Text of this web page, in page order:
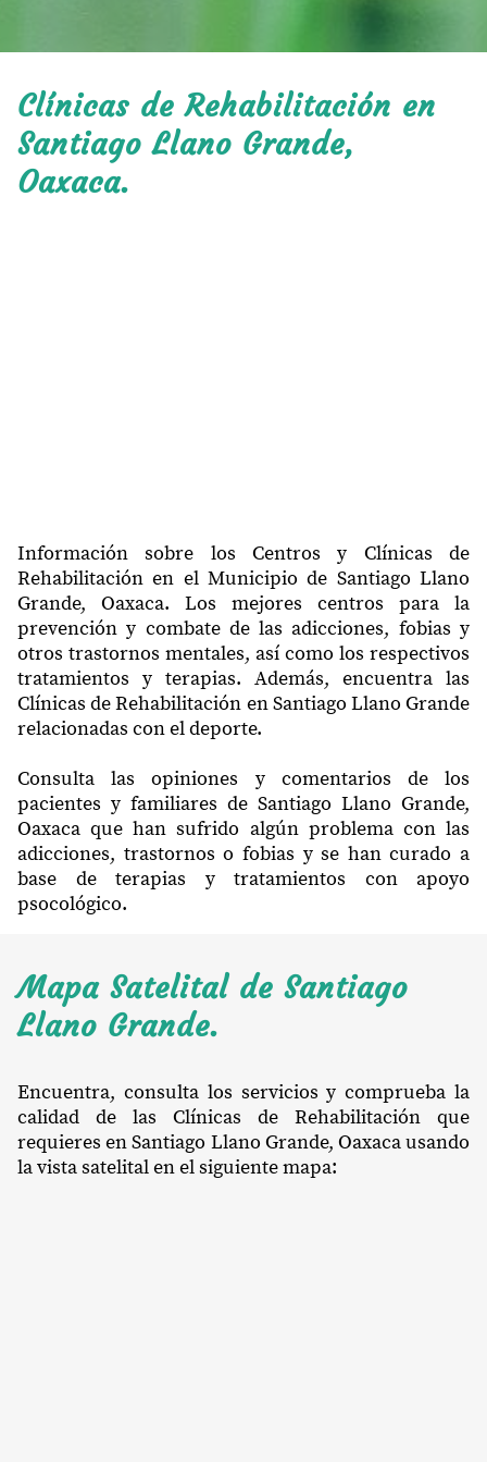
Clínicas de Rehabilitación en
Santiago Llano Grande,
Oaxaca.
Información sobre los Centros y Clínicas de
Rehabilitación en el Municipio de Santiago Llano
Grande, Oaxaca. Los mejores centros para la
prevención y combate de las adicciones, fobias y
otros trastornos mentales, así como los respectivos
tratamientos y terapias. Además, encuentra las
Clínicas de Rehabilitación en Santiago Llano Grande
relacionadas con el deporte.
Consulta las opiniones y comentarios de los
pacientes y familiares de Santiago Llano Grande,
Oaxaca que han sufrido algún problema con las
adicciones, trastornos o fobias y se han curado a
base de terapias y tratamientos con apoyo
psocológico.
Mapa Satelital de Santiago
Llano Grande.
Encuentra, consulta los servicios y comprueba la
calidad de las Clínicas de Rehabilitación que
requieres en Santiago Llano Grande, Oaxaca usando
la vista satelital en el siguiente mapa: